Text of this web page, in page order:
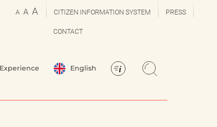
A A A CITIZEN INFORMATION SYSTEM PRESS
CONTACT
English